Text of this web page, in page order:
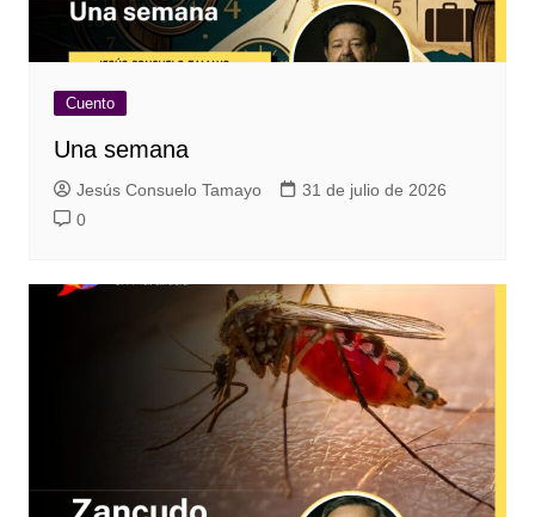
Cuento
Una semana
Jesús Consuelo Tamayo
31 de julio de 2026
0